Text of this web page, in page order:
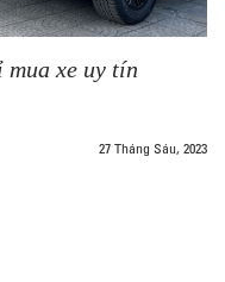
xe uy tín
27 Tháng Sáu, 2023